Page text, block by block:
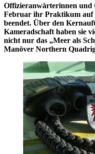
Offizieranwärterinnen und
Februar ihr Praktikum auf
beendet. Über den
Kameradschaft haben sie
nicht nur das „Meer als
Manöver Northern